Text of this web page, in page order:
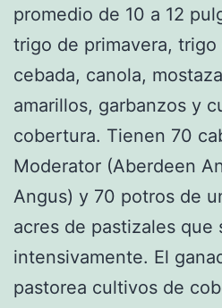
promedio de 10 a 12
trigo de primavera, trigo
cebada, canola,
amarillos, garbanzos y
cobertura. Tienen 70
Moderator (Aberdeen
Angus) y 70 potros de
acres de pastizales que
intensivamente. El
pastorea cultivos de